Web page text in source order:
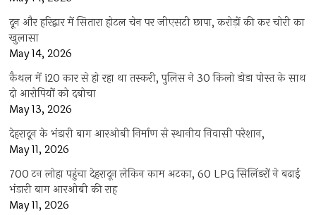
दून और हरिद्वार में सितारा होटल चेन पर जीएसटी छापा, करोड़ों की कर चोरी का
खुलासा
May 14, 2026
कैथल में i20 कार से हो रहा था तस्करी, पुलिस ने 30 किलो डोडा पोस्त के साथ
दो आरोपियों को दबोचा
May 13, 2026
देहरादून के भंडारी बाग आरओबी निर्माण से स्थानीय निवासी परेशान,
May 11, 2026
700 टन लोहा पहुंचा देहरादून लेकिन काम अटका, 60 LPG सिलिंडरों ने बढ़ाई
भंडारी बाग आरओबी की राह
May 11, 2026